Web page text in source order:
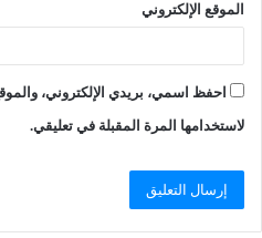
الموقع الإلكتروني
احفظ اسمي، بريدي الإلكتروني،
لاستخدامها المرة المقبلة في تعليقي.